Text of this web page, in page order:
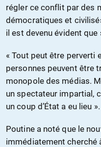
régler ce conflit par des
démocratiques et
il est devenu évident que
« Tout peut être perverti
personnes peuvent être
monopole des médias.
un spectateur impartial,
un coup d’État a eu lieu ».
Poutine a noté que le
immédiatement cherché